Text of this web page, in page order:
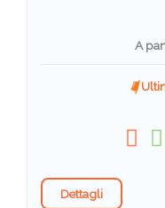
A
Dettagli